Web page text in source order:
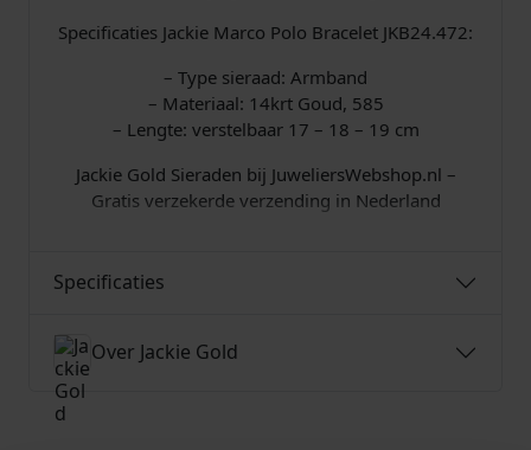
Specificaties Jackie Marco Polo Bracelet JKB24.472:
– Type sieraad: Armband
– Materiaal: 14krt Goud, 585
– Lengte: verstelbaar 17 – 18 – 19 cm
Jackie Gold Sieraden bij JuweliersWebshop.nl –
Gratis verzekerde verzending in Nederland
Specificaties
Over Jackie Gold